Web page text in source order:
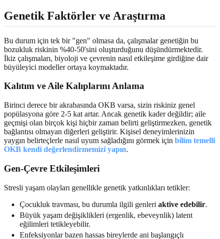
Genetik Faktörler ve Araştırma
Bu durum için tek bir "gen" olmasa da, çalışmalar genetiğin bu
bozukluk riskinin %40-50'sini oluşturduğunu düşündürmektedir.
İkiz çalışmaları, biyoloji ve çevrenin nasıl etkileşime girdiğine dair
büyüleyici modeller ortaya koymaktadır.
Kalıtım ve Aile Kalıplarını Anlama
Birinci derece bir akrabasında OKB varsa, sizin riskiniz genel
popülasyona göre 2-5 kat artar. Ancak genetik kader değildir; aile
geçmişi olan birçok kişi hiçbir zaman belirti geliştirmezken, genetik
bağlantısı olmayan diğerleri geliştirir. Kişisel deneyimlerinizin
yaygın belirteçlerle nasıl uyum sağladığını görmek için bilim temelli
OKB kendi değerlendirmemizi yapın.
Gen-Çevre Etkileşimleri
Stresli yaşam olayları genellikle genetik yatkınlıkları tetikler:
Çocukluk travması, bu durumla ilgili genleri aktive edebilir.
Büyük yaşam değişiklikleri (ergenlik, ebeveynlik) latent
eğilimleri tetikleyebilir.
Enfeksiyonlar bazen hassas bireylerde ani başlangıçlı